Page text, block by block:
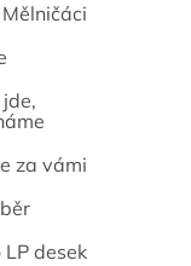
za vámi
desek